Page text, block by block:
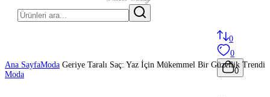
0
0
0
Ana SayfaModa Geriye Taralı Saç: Yaz İçin Mükemmel Bir Güzellik Trendi
Moda